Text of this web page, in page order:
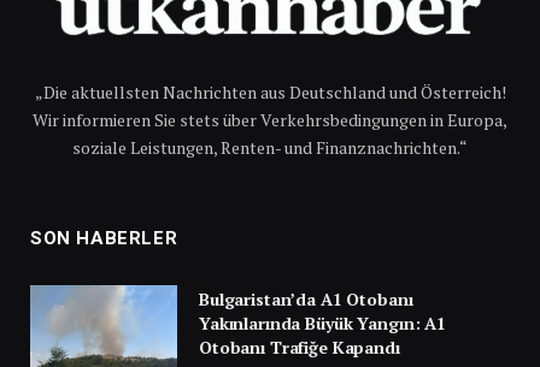
„Die aktuellsten Nachrichten aus Deutschland und Österreich!
Wir informieren Sie stets über Verkehrsbedingungen in Europa,
soziale Leistungen, Renten- und Finanznachrichten.“
SON HABERLER
Bulgaristan’da A1 Otobanı
Yakınlarında Büyük Yangın: A1
Otobanı Trafiğe Kapandı